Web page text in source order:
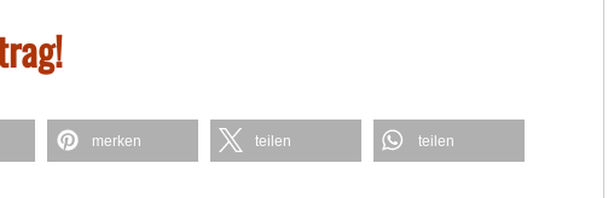
merken teilen teilen